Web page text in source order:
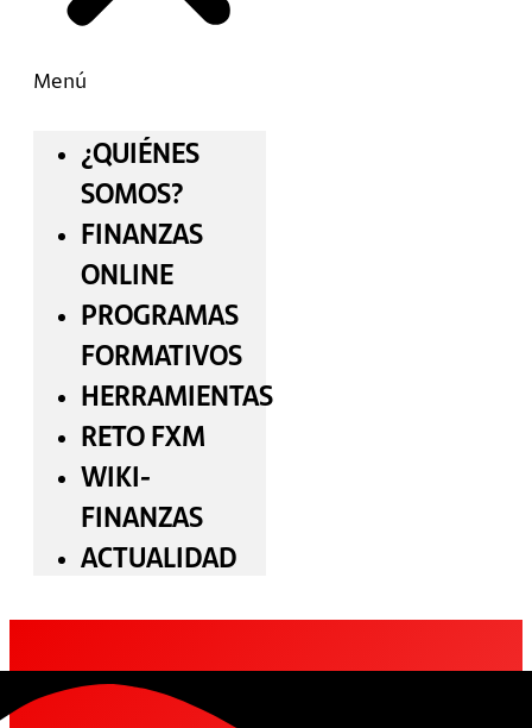
Menú
¿QUIÉNES
SOMOS?
FINANZAS
ONLINE
PROGRAMAS
FORMATIVOS
HERRAMIENTAS
RETO FXM
WIKI-
FINANZAS
ACTUALIDAD